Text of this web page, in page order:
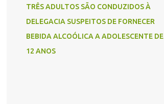
TRÊS ADULTOS SÃO CONDUZIDOS À
DELEGACIA SUSPEITOS DE FORNECER
BEBIDA ALCOÓLICA A ADOLESCENTE DE
12 ANOS